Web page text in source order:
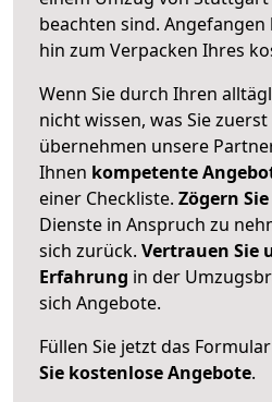
beachten sind. Angefangen
hin zum Verpacken Ihres
Wenn Sie durch Ihren
nicht wissen, was Sie
übernehmen unsere
Ihnen kompetente
einer Checkliste. Zögern
Dienste in Anspruch zu
sich zurück. Vertrauen Sie
Erfahrung in der
sich Angebote.
Füllen Sie jetzt das
Sie kostenlose Angebote.